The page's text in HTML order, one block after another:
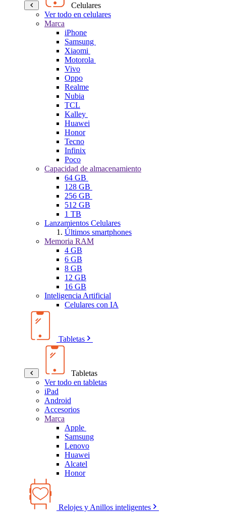
Celulares
Ver todo en celulares
Marca
iPhone
Samsung
Xiaomi
Motorola
Vivo
Oppo
Realme
Nubia
TCL
Kalley
Huawei
Honor
Tecno
Infinix
Poco
Capacidad de almacenamiento
64 GB
128 GB
256 GB
512 GB
1 TB
Lanzamientos Celulares
Últimos smartphones
Memoria RAM
4 GB
6 GB
8 GB
12 GB
16 GB
Inteligencia Artificial
Celulares con IA
Tabletas
Tabletas
Ver todo en tabletas
iPad
Android
Accesorios
Marca
Apple
Samsung
Lenovo
Huawei
Alcatel
Honor
Relojes y Anillos inteligentes